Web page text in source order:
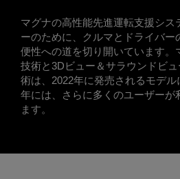
マグナの高性能先進運転支援シス
ーのために、クルマとドライバー
便性への道を切り開いています。
技術と3Dビュー＆サラウンドビ
術は、2022年に発売されるモデ
年には、さらに多くのユーザーが
ます。